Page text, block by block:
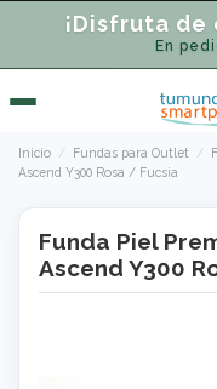
¡Disfruta
En
Inicio Fundas para Outlet
Ascend Y300 Rosa / Fucsia
Funda Piel
Ascend Y300